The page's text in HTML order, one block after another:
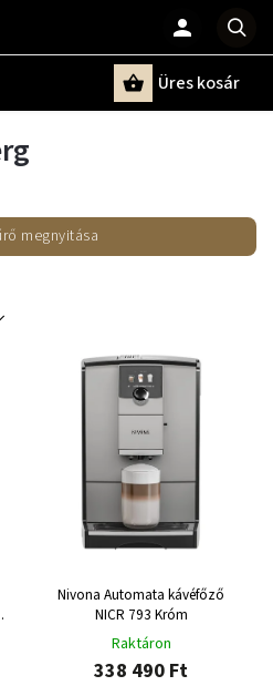
Üres kosár
megnyitása
Nivona Automata kávéfőző
NICR 793 Króm
Raktáron
338 490 Ft